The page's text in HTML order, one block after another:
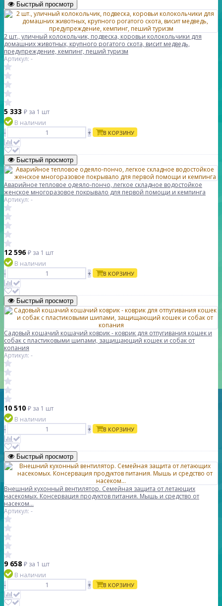
Быстрый просмотр
2 шт., уличный колокольчик, подвеска, коровьи колокольчики для
домашних животных, крупного рогатого скота, висит медведь,
предупреждение, кемпинг, пеший туризм
Артикул: -
5 333 ₽ за 1 шт
В наличии
-
+ В КОРЗИНУ
Быстрый просмотр
Аварийное тепловое одеяло-пончо, легкое складное водостойкое
женское многоразовое покрывало для первой помощи и кемпинга
Артикул: -
12 596₽ за 1 шт
В наличии
-
+ В КОРЗИНУ
Быстрый просмотр
Садовый кошачий кошачий коврик - коврик для отпугивания кошек и
собак с пластиковыми шипами, защищающий кошек и собак от
копания
Артикул: -
10 510 ₽ за 1 шт
В наличии
-
+ В КОРЗИНУ
Быстрый просмотр
Внешний кухонный вентилятор. Семейная защита от летающих
насекомых. Консервация продуктов питания. Мышь и средство от
насеком...
Артикул: -
9 658 ₽ за 1 шт
В наличии
-
+ В КОРЗИНУ